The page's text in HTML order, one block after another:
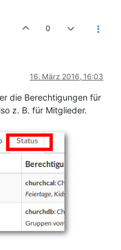
0
16. März 2016, 16:03
die Berechtigungen für
z. B. für Mitglieder.